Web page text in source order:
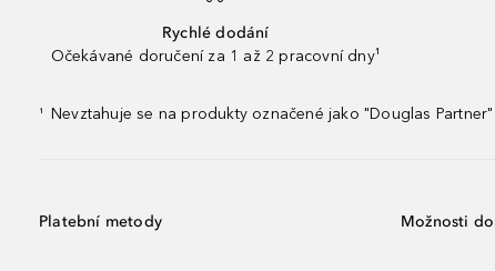
Rychlé dodání
Očekávané doručení za 1 až 2 pracovní dny¹
¹ Nevztahuje se na produkty označené jako "Douglas
Platební metody Možnosti